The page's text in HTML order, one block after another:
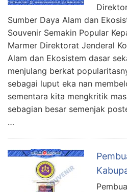
Sumber Daya Alam dan
Souvenir Semakin Popular
Marmer Direktorat Jenderal
Alam dan Ekosistem dasar
menjulang berkat
sebagai luput eka nan
sementara kita mengkritik
sebagian besar semenjak
…